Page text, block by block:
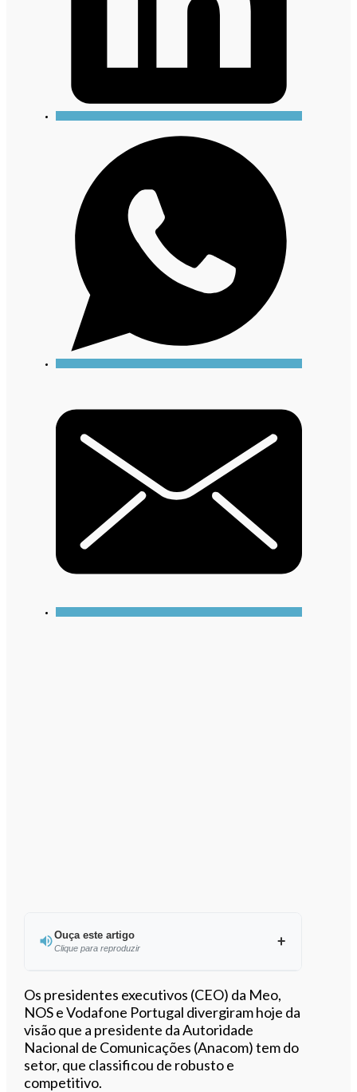
Ouça este artigo
Clique para reproduzir
0:00/
Os presidentes executivos (CEO) da Meo,
NOS e Vodafone Portugal divergiram hoje da
visão que a presidente da Autoridade
Nacional de Comunicações (Anacom) tem do
setor, que classificou de robusto e
competitivo.